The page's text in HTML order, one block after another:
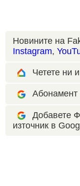
Новините на
Instagram,
Четете ни
Абонамент
Добавете
източник в